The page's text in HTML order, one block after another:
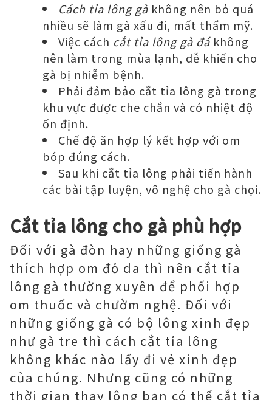
Cách tỉa lông gà không nên bỏ quá
nhiều sẽ làm gà xấu đi, mất thẩm mỹ.
Việc cách cắt tỉa lông gà đákhông
nên làm trong mùa lạnh, dễ khiến cho
gà bị nhiễm bệnh.
Phải đảm bảo cắt tỉa lông gà trong
khu vực được che chắn và có nhiệt độ
ổn định.
Chế độ ăn hợp lý kết hợp với om
bóp đúng cách.
Sau khi cắt tỉa lông phải tiến hành
các bài tập luyện, vô nghệ cho gà chọi.
Cắt tỉa lông cho gà phù hợp
Đối với gà đòn hay những giống gà
thích hợp om đỏ da thì nên cắt tỉa
lông gà thường xuyên để phối hợp
om thuốc và chườm nghệ. Đối với
những giống gà có bộ lông xinh đẹp
như gà tre thì cách cắt tỉa lông
không khác nào lấy đi vẻ xinh đẹp
của chúng. Nhưng cũng có những
thời gian thay lông bạn có thể cắt tỉa